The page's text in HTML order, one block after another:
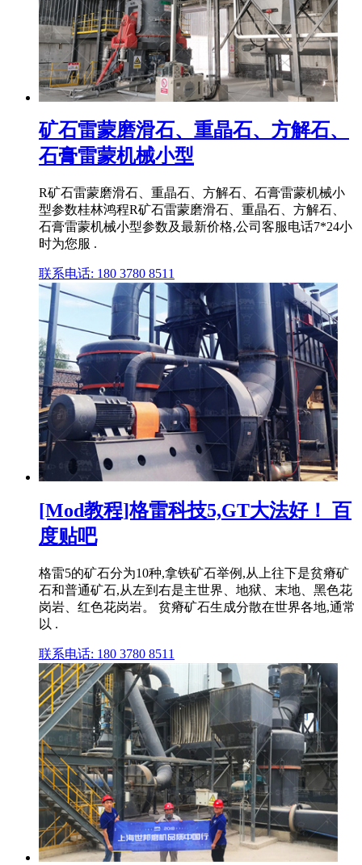
矿石雷蒙磨滑石、重晶石、方解石、
石膏雷蒙机械小型
R矿石雷蒙磨滑石、重晶石、方解石、石膏雷蒙机械小
型参数桂林鸿程R矿石雷蒙磨滑石、重晶石、方解石、
石膏雷蒙机械小型参数及最新价格,公司客服电话7*24小
时为您服 .
联系电话: 180 3780 8511
[Mod教程]格雷科技5,GT大法好！ 百
度贴吧
格雷5的矿石分为10种,拿铁矿石举例,从上往下是贫瘠矿
石和普通矿石,从左到右是主世界、地狱、末地、黑色花
岗岩、红色花岗岩。 贫瘠矿石生成分散在世界各地,通常
以 .
联系电话: 180 3780 8511